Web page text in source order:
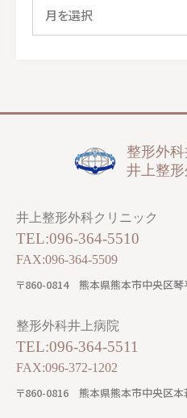
整形外
井上整
井上整形外科クリニック
TEL:096-364-5510
FAX:096-364-5509
〒860-0814 熊本県熊本市中央区
整形外科井上病院
TEL:096-364-5511
FAX:096-372-1202
〒860-0816 熊本県熊本市中央区本